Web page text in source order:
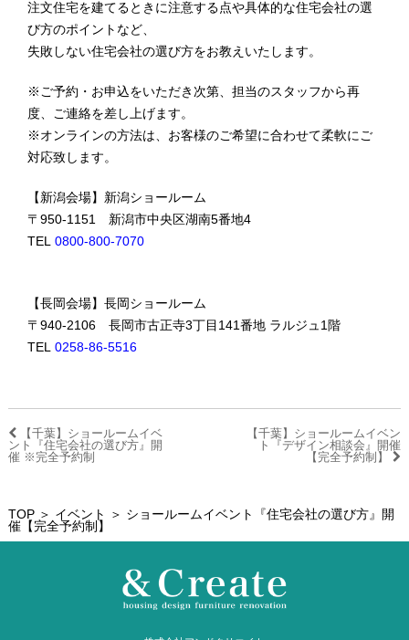
注文住宅を建てるときに注意する点や具体的な住宅会社の選
び方のポイントなど、
失敗しない住宅会社の選び方をお教えいたします。
※ご予約・お申込をいただき次第、担当のスタッフから再
度、ご連絡を差し上げます。
※オンラインの方法は、お客様のご希望に合わせて柔軟にご
対応致します。
【新潟会場】新潟ショールーム
〒950-1151 新潟市中央区湖南5番地4
TEL0800-800-7070
【長岡会場】長岡ショールーム
〒940-2106 長岡市古正寺3丁目141番地 ラルジュ1階
TEL0258-86-5516
【千葉】ショールームイベ
ント『住宅会社の選び方』開
催 ※完全予約制
【千葉】ショールームイベン
ト『デザイン相談会』開催
【完全予約制】
TOP＞ イベント
＞ ショールームイベント『住宅会社の選び方』開
催【完全予約制】